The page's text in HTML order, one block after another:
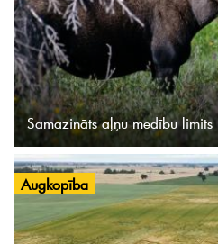
Samazināts aļņu medību limits
Augkopība